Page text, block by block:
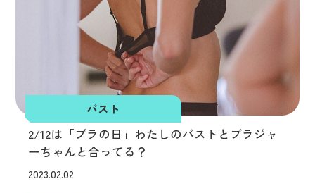
バスト
2/12は「ブラの日」わたしのバストとブラジャ
ーちゃんと合ってる？
2023.02.02